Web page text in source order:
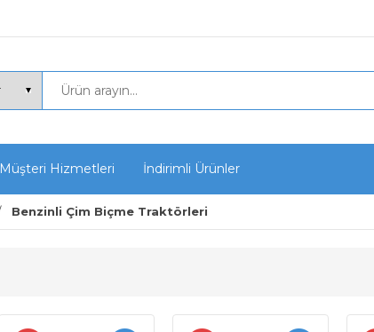
Müşteri Hizmetleri İndirimli Ürünler
Benzinli Çim Biçme Traktörleri